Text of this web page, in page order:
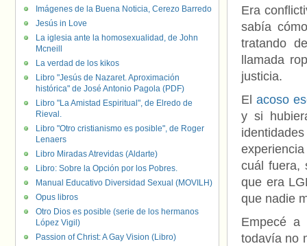
Era
sabía
tratando
llamada
justicia.
El acoso
y si
cuál fuera,
que era
que nadie
Empecé a
todavía no
Imágenes de la Buena Noticia, Cerezo Barredo
Jesús in Love
La iglesia ante la homosexualidad, de John
Mcneill
La verdad de los kikos
Libro "Jesús de Nazaret. Aproximación
histórica" de José Antonio Pagola (PDF)
Libro "La Amistad Espiritual", de Elredo de
Rieval.
Libro "Otro cristianismo es posible", de Roger
Lenaers
Libro Miradas Atrevidas (Aldarte)
Libro: Sobre la Opción por los Pobres.
Manual Educativo Diversidad Sexual (MOVILH)
Opus libros
Otro Dios es posible (serie de los hermanos
López Vigil)
Passion of Christ: A Gay Vision (Libro)